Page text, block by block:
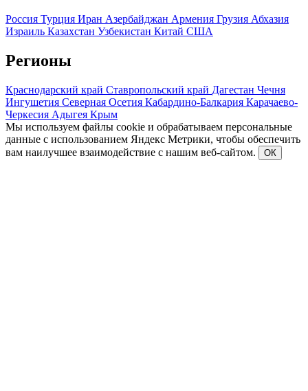
Россия Турция Иран Азербайджан Армения Грузия Абхазия
Израиль Казахстан Узбекистан Китай США
Регионы
Краснодарский край Ставропольский край Дагестан Чечня
Ингушетия Северная Осетия Кабардино-Балкария Карачаево-
Черкесия Адыгея Крым
Мы используем файлы cookie и обрабатываем персональные
данные с использованием Яндекс Метрики, чтобы обеспечить
вам наилучшее взаимодействие с нашим веб-сайтом.
ОК